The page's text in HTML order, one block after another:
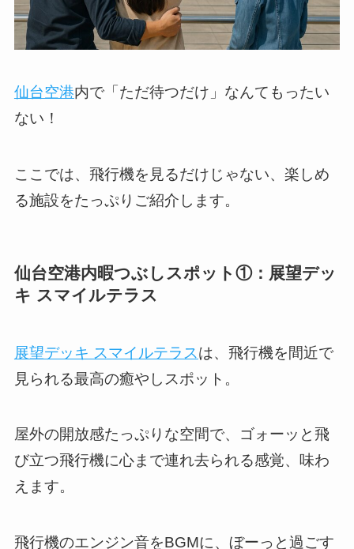
仙台空港内で「ただ待つだけ」なんてもったい
ない！
ここでは、飛行機を見るだけじゃない、楽しめ
る施設をたっぷりご紹介します。
仙台空港内暇つぶしスポット①：展望デッ
キ スマイルテラス
展望デッキ スマイルテラスは、飛行機を間近で
見られる最高の癒やしスポット。
屋外の開放感たっぷりな空間で、ゴォーッと飛
び立つ飛行機に心まで連れ去られる感覚、味わ
えます。
飛行機のエンジン音をBGMに、ぼーっと過ごす